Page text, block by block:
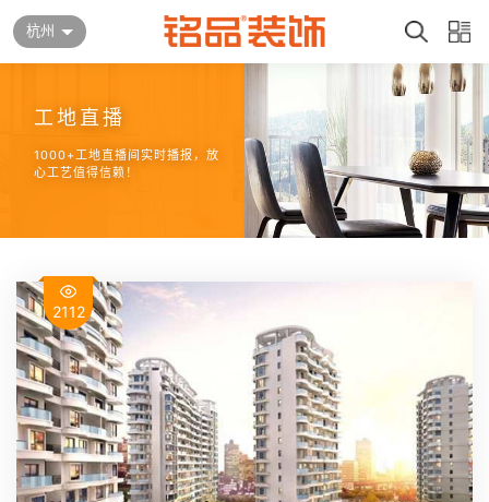
杭州
工地直播
1000+工地直播间实时播报，放
心工艺值得信赖！
2112